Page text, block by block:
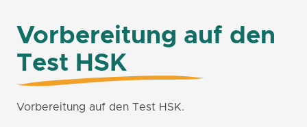
Vorbereitung auf den
Test HSK
Vorbereitung auf den Test HSK.